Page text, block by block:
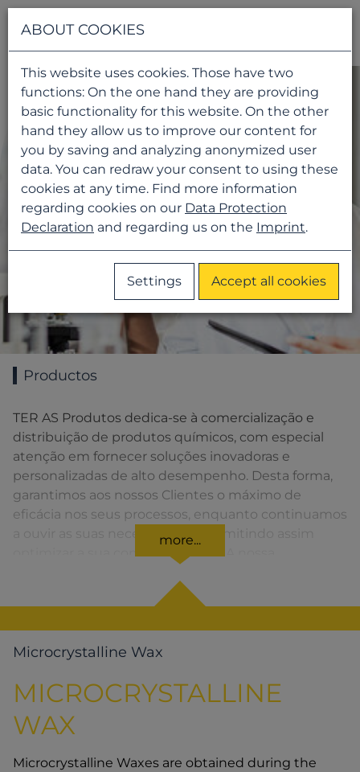
Productos
TER AS Produtos dedica-se à comercialização e
distribuição de produtos químicos, com especial
atenção em fornecer soluções inovadoras e
personalizadas de alto desempenho. Desta forma,
garantimos aos nossos Clientes o máximo de
eficácia nos seus processos, enquanto continuamos
a ouvir as suas necessidades, permitindo assim
optimizar a sua competitividade. A nossa
distribuída em toda a Península Ibérica fornecendo
uma solução rápida para o Cliente em todos os
momentos.
more...
Microcrystalline Wax
MICROCRYSTALLINE
WAX
Microcrystalline Waxes are obtained during the
ABOUT COOKIES
This website uses cookies. Those have two
functions: On the one hand they are providing
basic functionality for this website. On the other
hand they allow us to improve our content for
you by saving and analyzing anonymized user
data. You can redraw your consent to using these
cookies at any time. Find more information
regarding cookies on our Data Protection
Declaration and regarding us on the Imprint.
Settings Accept all cookies